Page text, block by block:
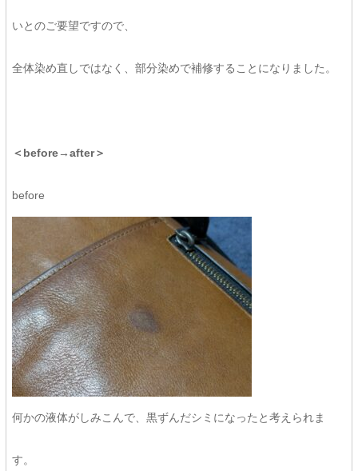
いとのご要望ですので、
全体染め直しではなく、部分染めで補修することになりました。
＜before→after＞
before
何かの液体がしみこんで、黒ずんだシミになったと考えられま
す。